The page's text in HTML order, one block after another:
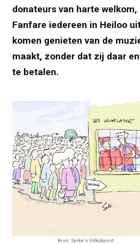
donateurs van harte welkom,
Fanfare iedereen in Heiloo
komen genieten van de
maakt, zonder dat zij daar
te betalen.
Bron: Spike's Uitkijkpost